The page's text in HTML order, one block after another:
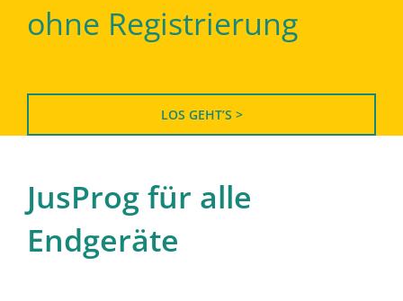
ohne Registrierung
LOS GEHT’S >
JusProg für alle
Endgeräte